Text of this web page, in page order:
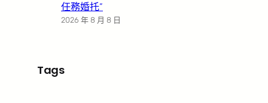
任務婚托”
2026 年 8 月 8 日
Tags